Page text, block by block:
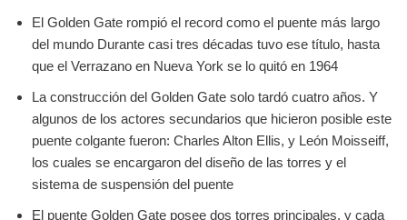
El Golden Gate rompió el record como el puente más largo
del mundo Durante casi tres décadas tuvo ese título, hasta
que el Verrazano en Nueva York se lo quitó en 1964
La construcción del Golden Gate solo tardó cuatro años. Y
algunos de los actores secundarios que hicieron posible este
puente colgante fueron: Charles Alton Ellis, y León Moisseiff,
los cuales se encargaron del diseño de las torres y el
sistema de suspensión del puente
El puente Golden Gate posee dos torres principales, y cada